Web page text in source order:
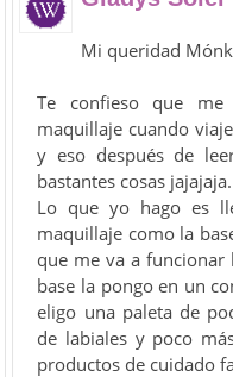
Mi queridad
Te confieso que
maquillaje cuando
y eso después de
bastantes cosas jajajaja.
Lo que yo hago es
maquillaje como la
que me va a funcionar
base la pongo en un
eligo una paleta de
de labiales y poco
productos de cuidado